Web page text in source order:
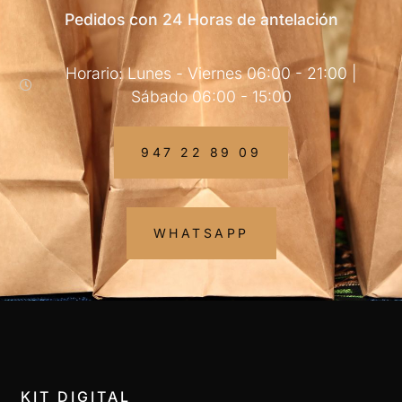
Pedidos con 24 Horas de antelación
Horario: Lunes - Viernes 06:00 - 21:00 |
Sábado 06:00 - 15:00
947 22 89 09
WHATSAPP
KIT DIGITAL